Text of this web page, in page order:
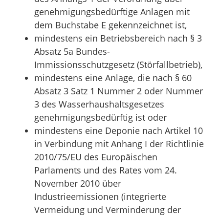
genehmigungsbedürftige Anlagen mit
dem Buchstabe E gekennzeichnet ist,
mindestens ein Betriebsbereich nach § 3
Absatz 5a Bundes-
Immissionsschutzgesetz (Störfallbetrieb),
mindestens eine Anlage, die nach § 60
Absatz 3 Satz 1 Nummer 2 oder Nummer
3 des Wasserhaushaltsgesetzes
genehmigungsbedürftig ist oder
mindestens eine Deponie nach Artikel 10
in Verbindung mit Anhang I der Richtlinie
2010/75/EU des Europäischen
Parlaments und des Rates vom 24.
November 2010 über
Industrieemissionen (integrierte
Vermeidung und Verminderung der